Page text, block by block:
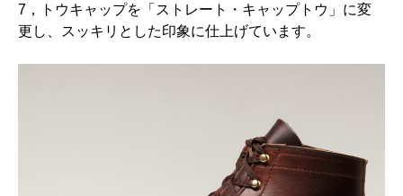
7，トウキャップを「ストレート・キャップトウ」に変
更し、スッキリとした印象に仕上げています。